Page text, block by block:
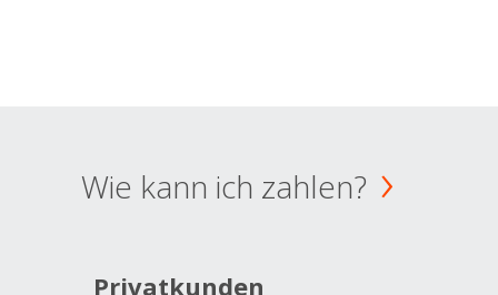
Wie kann ich zahlen?
Privatkunden